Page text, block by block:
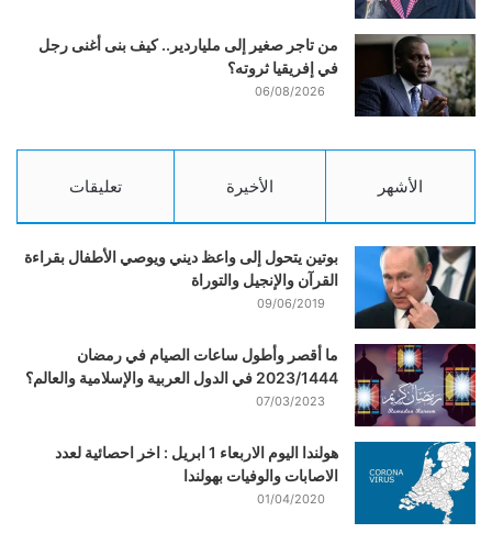
من تاجر صغير إلى ملياردير.. كيف بنى أغنى رجل
في إفريقيا ثروته؟
06/08/2026
الأشهر الأخيرة تعليقات
بوتين يتحول إلى واعظ ديني ويوصي الأطفال بقراءة
القرآن والإنجيل والتوراة
09/06/2019
ما أقصر وأطول ساعات الصيام في رمضان
2023/1444 في الدول العربية والإسلامية والعالم؟
07/03/2023
هولندا اليوم الاربعاء 1 ابريل : اخر احصائية لعدد
الاصابات والوفيات بهولندا
01/04/2020